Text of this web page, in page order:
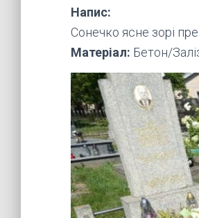
Напис:
Сонечко ясне зорі
Матеріал: Бетон/